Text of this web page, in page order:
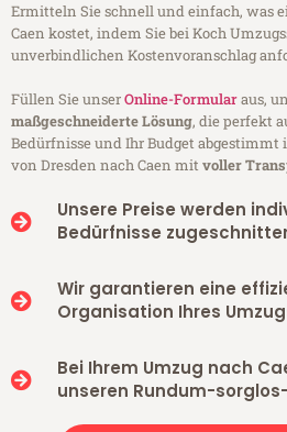
Ermitteln Sie schnell und einfach, was
Caen kostet, indem Sie bei Koch
unverbindlichen Kostenvoranschlag
Füllen Sie unserOnline-Formularaus,
maßgeschneiderte Lösung, die perfekt
Bedürfnisse und Ihr Budget abgestimmt
von Dresden nach Caen mitvoller
Unsere Preise werden
Bedürfnisse
Wir garantieren eine
Organisation Ihres
Bei Ihrem Umzug nach
unseren Rundum-